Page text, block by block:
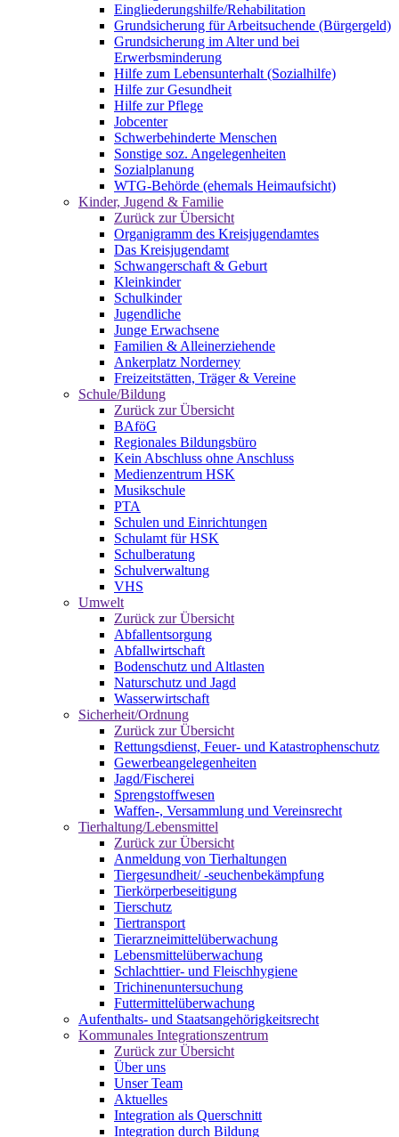
Eingliederungshilfe/Rehabilitation
Grundsicherung für Arbeitsuchende (Bürgergeld)
Grundsicherung im Alter und bei
Erwerbsminderung
Hilfe zum Lebensunterhalt (Sozialhilfe)
Hilfe zur Gesundheit
Hilfe zur Pflege
Jobcenter
Schwerbehinderte Menschen
Sonstige soz. Angelegenheiten
Sozialplanung
WTG-Behörde (ehemals Heimaufsicht)
Kinder, Jugend & Familie
Zurück zur Übersicht
Organigramm des Kreisjugendamtes
Das Kreisjugendamt
Schwangerschaft & Geburt
Kleinkinder
Schulkinder
Jugendliche
Junge Erwachsene
Familien & Alleinerziehende
Ankerplatz Norderney
Freizeitstätten, Träger & Vereine
Schule/Bildung
Zurück zur Übersicht
BAföG
Regionales Bildungsbüro
Kein Abschluss ohne Anschluss
Medienzentrum HSK
Musikschule
PTA
Schulen und Einrichtungen
Schulamt für HSK
Schulberatung
Schulverwaltung
VHS
Umwelt
Zurück zur Übersicht
Abfallentsorgung
Abfallwirtschaft
Bodenschutz und Altlasten
Naturschutz und Jagd
Wasserwirtschaft
Sicherheit/Ordnung
Zurück zur Übersicht
Rettungsdienst, Feuer- und Katastrophenschutz
Gewerbeangelegenheiten
Jagd/Fischerei
Sprengstoffwesen
Waffen-, Versammlung und Vereinsrecht
Tierhaltung/Lebensmittel
Zurück zur Übersicht
Anmeldung von Tierhaltungen
Tiergesundheit/ -seuchenbekämpfung
Tierkörperbeseitigung
Tierschutz
Tiertransport
Tierarzneimittelüberwachung
Lebensmittelüberwachung
Schlachttier- und Fleischhygiene
Trichinenuntersuchung
Futtermittelüberwachung
Aufenthalts- und Staatsangehörigkeitsrecht
Kommunales Integrationszentrum
Zurück zur Übersicht
Über uns
Unser Team
Aktuelles
Integration als Querschnitt
Integration durch Bildung